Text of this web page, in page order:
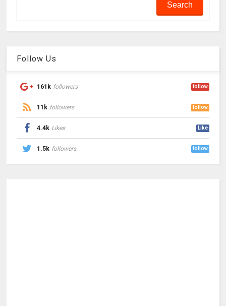
Follow Us
161k followers follow
11k followers follow
4.4k Likes Like
1.5k followers follow